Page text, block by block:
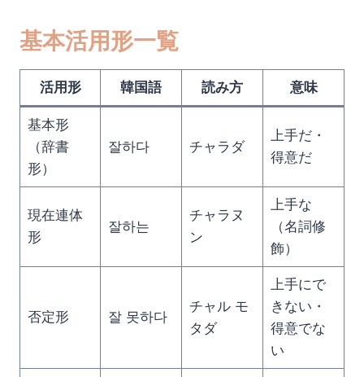
基本活用形一覧
活用形 韓国語 読み方 意味
基本形
（辞書
形）
잘하다 チャラダ
上手だ・
得意だ
現在連体
形
잘하는
チャラヌ
ン
上手な
（名詞修
飾）
否定形 잘 못하다
チャル モ
タダ
上手にで
きない・
得意でな
い